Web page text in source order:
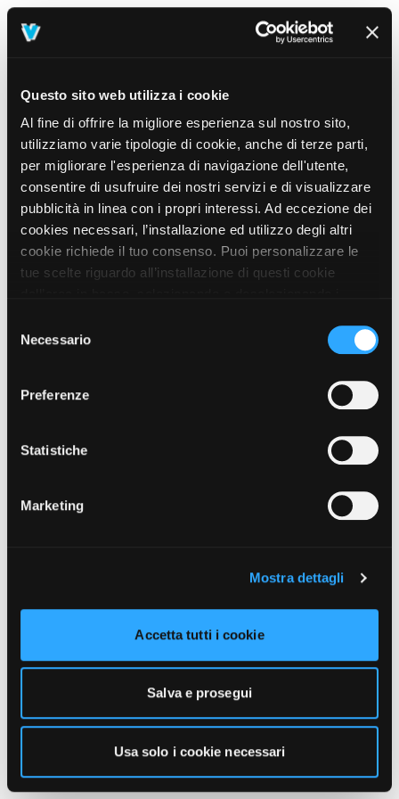
Questo sito web utilizza i cookie
Al fine di offrire la migliore esperienza sul nostro sito,
utilizziamo varie tipologie di cookie, anche di terze parti,
per migliorare l'esperienza di navigazione dell'utente,
consentire di usufruire dei nostri servizi e di visualizzare
pubblicità in linea con i propri interessi. Ad eccezione dei
cookies necessari, l’installazione ed utilizzo degli altri
cookie richiede il tuo consenso. Puoi personalizzare le
tue scelte riguardo all’installazione di questi cookie
prosegui” o decidere di accettare tutti i cookie, cliccando
sul pulsante “Accetta tutti i cookie”. Cliccando sul tasto
unicamente i cookie necessari alla navigazione. Per
funzionamento, puoi prendere visione dell’informativa
cliccando qui.
delNecessario
Preferenze
Statistiche
Marketing
Mostra dettagli
Accetta tutti i cookie
Salva e prosegui
Usa solo i cookie necessari
404